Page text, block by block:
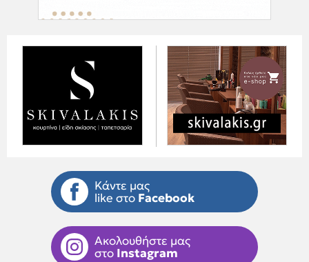
Κάντε μας
like στο Facebook
Ακολουθήστε μας
στο Instagram